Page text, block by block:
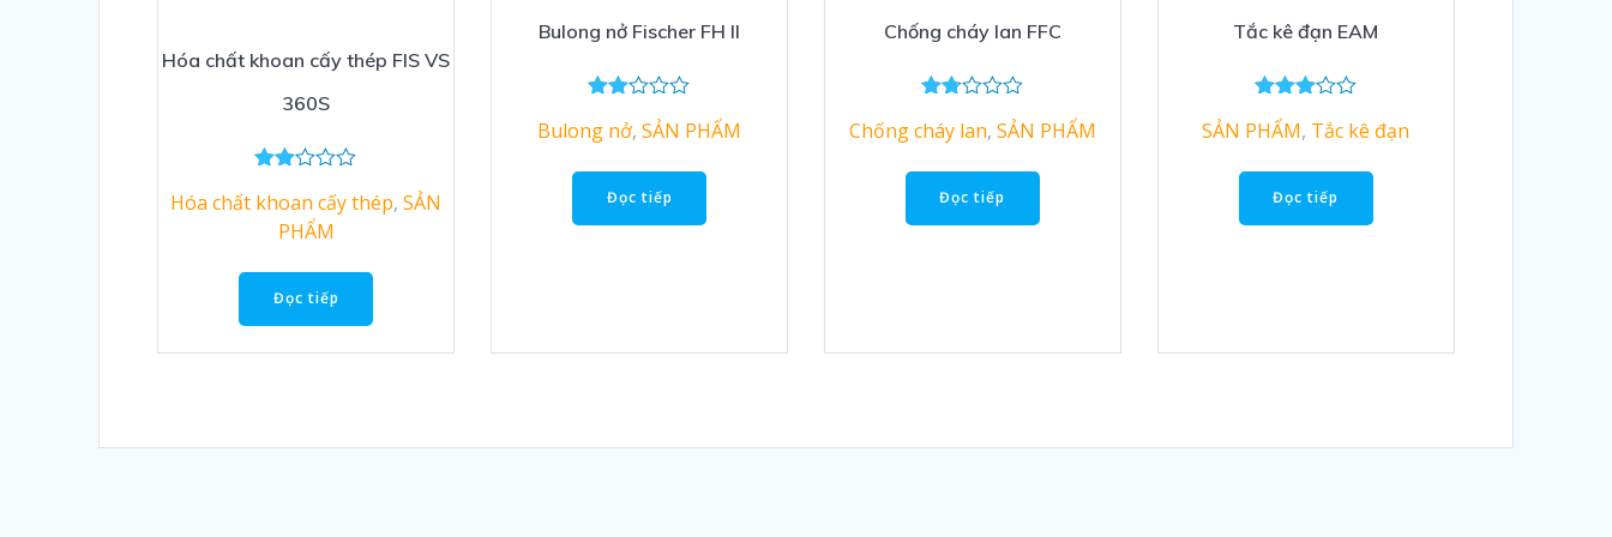
Hóa chất khoan cấy thép FIS VS
360S
c
xếp
hạng
sao
Hóa chất khoan cấy thép,SẢN
PHẨM
Đọc tiếp
Bulong nở Fischer FH II
c
hạng
2.00
5
sao
Bulong nở,SẢN PHẨM
Đọc tiếp
Chống cháy lan FFC
c
hạn
g
1.75
5
Chống cháy lan, SẢN PHẨM
Đọc tiếp
Tắc kê đạn EAM
xếp
3.00
5 sao
SẢN PHẨM, Tắc kê đạn
Đọc tiếp